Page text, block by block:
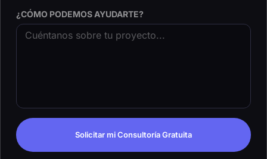
¿CÓMO PODEMOS AYUDARTE?
Solicitar mi Consultoría Gratuita